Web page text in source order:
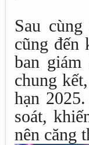
Sau
cũng đến
ban
chung
hạn
soát,
nên căng